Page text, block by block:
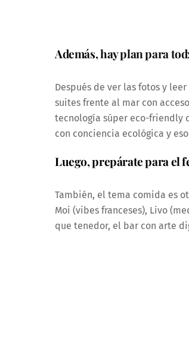
Además, hay plan para
Después de ver las fotos y
suites frente al mar con
tecnología súper eco-friendly
con conciencia ecológica y
Luego, prepárate para el
También, el tema comida es
Moi (vibes franceses), Livo
que tenedor, el bar con arte